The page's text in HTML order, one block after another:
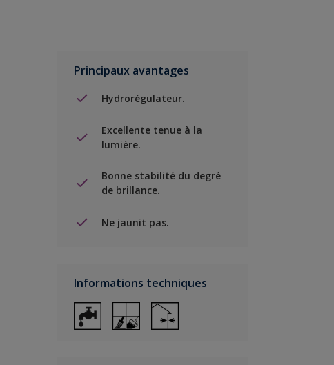
Principaux avantages
Hydrorégulateur.
Excellente tenue à la
lumière.
Bonne stabilité du degré
de brillance.
Ne jaunit pas.
Informations techniques